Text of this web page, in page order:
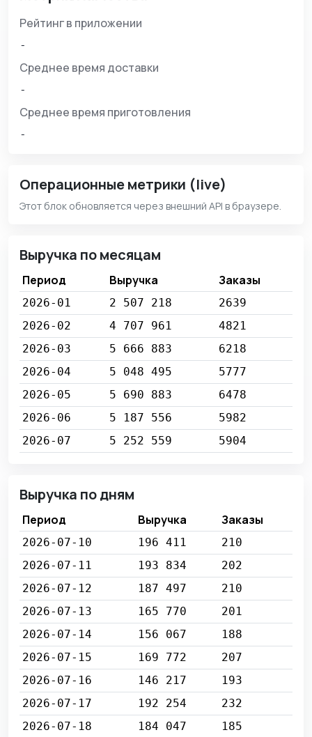
Рейтинг в приложении
-
Среднее время доставки
-
Среднее время приготовления
-
Операционные метрики (live)
Этот блок обновляется через внешний API в браузере.
Выручка по месяцам
Период Выручка Заказы
2026-01 2 507 218
2639
2026-02
4 707 961
4821
2026-03
5 666 883
6218
2026-04
5 048 495
5777
2026-05
5 690 883
6478
2026-06
5 187 556
5982
2026-07
5 252 559 5904
Выручка по дням
Период Выручка Заказы
2026-07-10 196 411
210
2026-07-11
193 834
202
2026-07-12
187 497
210
2026-07-13
165 770
201
2026-07-14
156 067
188
2026-07-15
169 772
207
2026-07-16
146 217
193
2026-07-17
192 254
232
2026-07-18
184 047
185